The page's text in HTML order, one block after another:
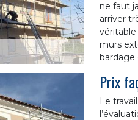
ne faut
arriver
véritable
murs
bardage
Prix
Le